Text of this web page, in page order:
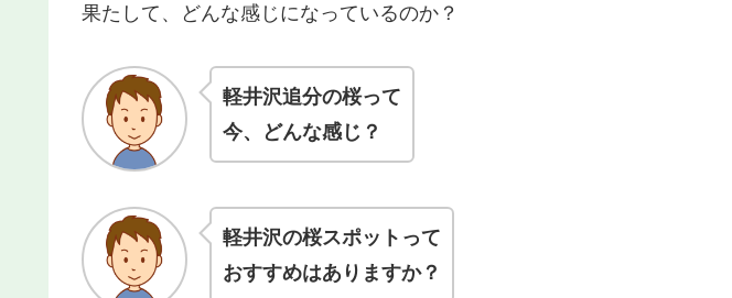
果たして、どんな感じになっているのか？
軽井沢追分の桜って
今、どんな感じ？
軽井沢の桜スポットって
おすすめはありますか？